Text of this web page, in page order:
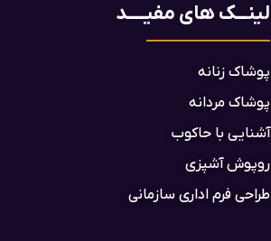
لینـــک های مفیـــــد
پوشاک زنانه
پوشاک مردانه
آشنایی با حاکوب
روپوش آشپزی
طراحی فرم اداری سازمانی